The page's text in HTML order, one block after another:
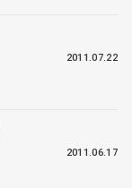
2011.07.22
2011.06.17